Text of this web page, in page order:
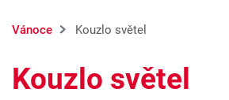
Vánoce Kouzlo světel
Kouzlo světel